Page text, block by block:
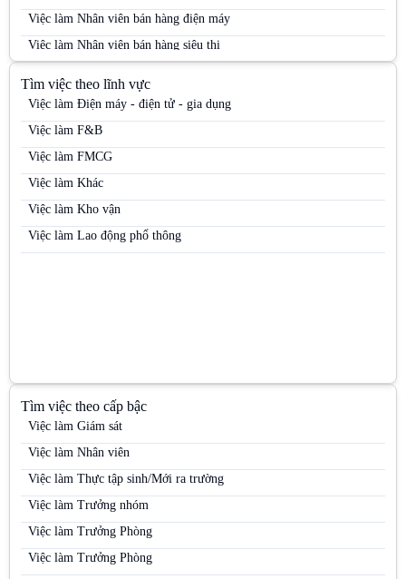
Việc làm Nhân viên bán hàng điện máy
Việc làm Nhân viên bán hàng siêu thị
Việc làm Nhân viên bán hàng trung tâm thương mại
Việc làm Nhân viên kinh doanh
Việc làm Nhân viên kinh doanh điện máy
Việc làm Nhân viên kinh doanh hàng tiêu dùng
Việc làm Nhân viên kinh doanh kênh MT
Việc làm Nhân viên kinh doanh mỹ phẩm
Việc làm Nhân viên kinh doanh thị trường
Việc làm Nhân viên tiếp thị
Việc làm Nhân viên trưng bày
Việc làm Nhân viên Trưng bày
Việc làm Nhân viên tư vấn bán hàng / Tư vấn viên
Việc làm Nhân viên tư vấn bán hàng ngành Dược / OTC / ETC
Việc làm Nhân viên văn phòng
Việc làm PG
Việc làm PG / PB Bán hàng
Tìm việc theo lĩnh vực
Việc làm Điện máy - điện tử - gia dụng
Việc làm F&B
Việc làm FMCG
Việc làm Khác
Việc làm Kho vận
Việc làm Lao động phổ thông
Tìm việc theo cấp bậc
Việc làm Giám sát
Việc làm Nhân viên
Việc làm Thực tập sinh/Mới ra trường
Việc làm Trưởng nhóm
Việc làm Trưởng Phòng
Việc làm Trưởng Phòng